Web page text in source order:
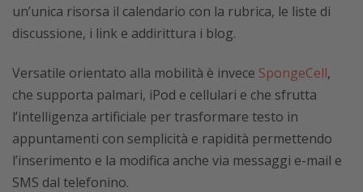
un’unica risorsa il calendario con la rubrica, le liste di
discussione, i link e addirittura i blog.
Versatile orientato alla mobilità è invece SpongeCell,
che supporta palmari, iPod e cellulari e che sfrutta
l’intelligenza artificiale per trasformare testo in
appuntamenti con semplicità e rapidità permettendo
l’inserimento e la modifica anche via messaggi e-mail e
SMS dal telefonino.